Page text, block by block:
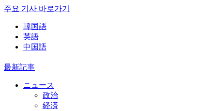
주요 기사 바로가기
韓国語
英語
中国語
最新記事
ニュース
政治
経済